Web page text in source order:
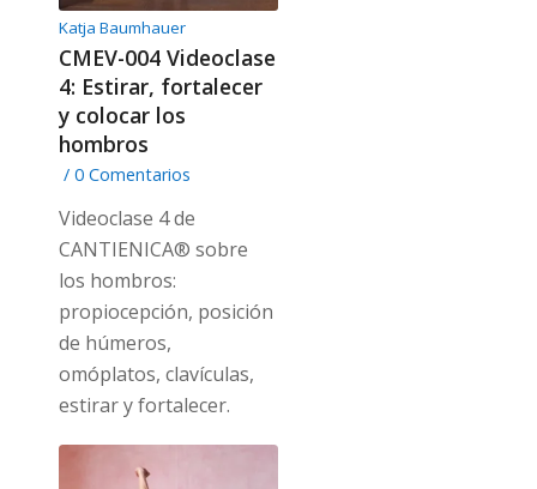
Katja Baumhauer
CMEV-004 Videoclase
4: Estirar, fortalecer
y colocar los
hombros
/ 0 Comentarios
Videoclase 4 de
CANTIENICA® sobre
los hombros:
propiocepción, posición
de húmeros,
omóplatos, clavículas,
estirar y fortalecer.